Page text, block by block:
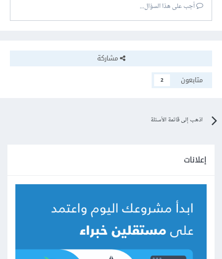
أجب على هذا السؤال...
مشاركة
متابعون
2
اذهب إلى قائمة الأسئلة
إعلانات